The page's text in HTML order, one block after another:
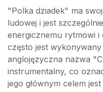
"Polka dziadek" ma
ludowej i jest
energicznemu rytmowi i
często jest
anglojęzyczna nazwa
instrumentalny, co
jego głównym celem